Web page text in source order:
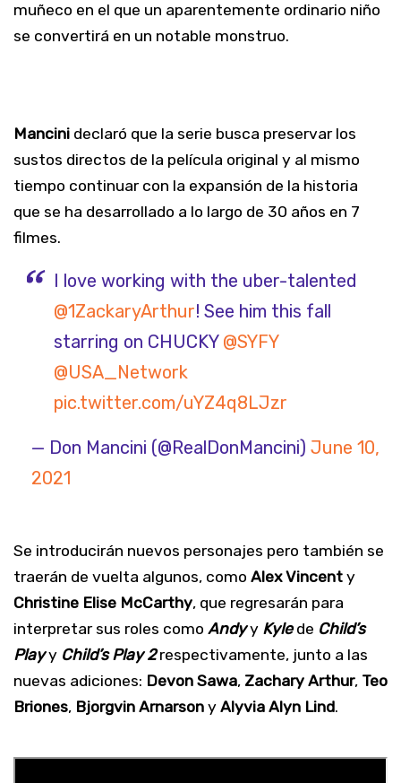
muñeco en el que un aparentemente ordinario niño
se convertirá en un notable monstruo.
Mancini declaró que la serie busca preservar los
sustos directos de la película original y al mismo
tiempo continuar con la expansión de la historia
que se ha desarrollado a lo largo de 30 años en 7
filmes.
I love working with the uber-talented
@1ZackaryArthur⁩! See him this fall
starring on CHUCKY ⁦ @SYFY
@USA_Network
pic.twitter.com/uYZ4q8LJzr
— Don Mancini (@RealDonMancini) June 10,
2021
Se introducirán nuevos personajes pero también se
traerán de vuelta algunos, como Alex Vincent y
Christine Elise McCarthy, que regresarán para
interpretar sus roles como Andyy Kylede Child’s
Playy Child’s Play 2respectivamente, junto a las
nuevas adiciones: Devon Sawa, Zachary Arthur, Teo
Briones, Bjorgvin Arnarson y Alyvia Alyn Lind.